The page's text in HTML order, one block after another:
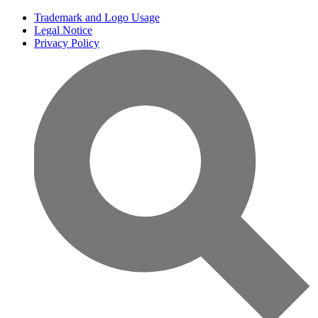
Trademark and Logo Usage
Legal Notice
Privacy Policy